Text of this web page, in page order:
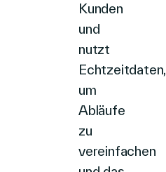
Kunden
und
nutzt
Echtzeitdaten,
um
Abläufe
zu
vereinfachen